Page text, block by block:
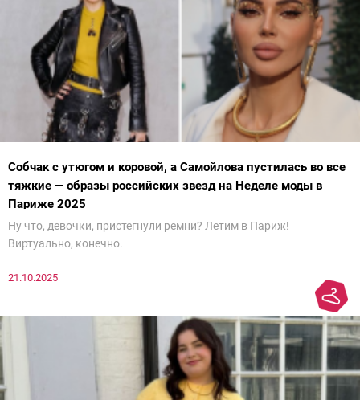
Собчак с утюгом и коровой, а Самойлова пустилась во все
тяжкие — образы российских звезд на Неделе моды в
Париже 2025
Ну что, девочки, пристегнули ремни? Летим в Париж!
Виртуально, конечно.
21.10.2025